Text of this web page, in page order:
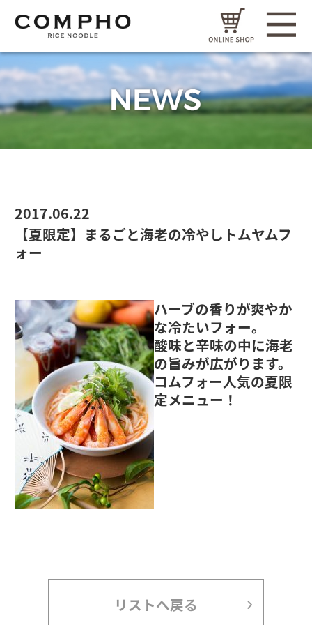
2017.06.22
【夏限定】まるごと海老の冷やしトムヤムフ
ォー
ハーブの香りが爽やか
な冷たいフォー。
酸味と辛味の中に海老
の旨みが広がります。
コムフォー人気の夏限
定メニュー！
リストへ戻る